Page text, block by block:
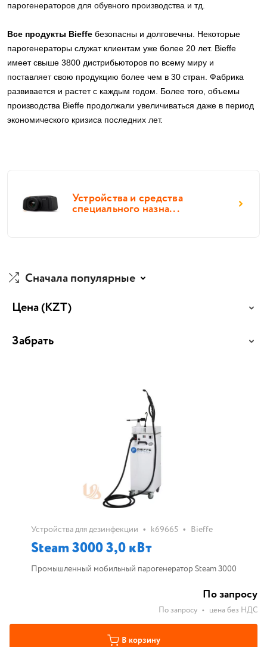
парогенераторов для обувного производства и тд.
Все продукты Bieffe безопасны и долговечны. Некоторые
парогенераторы служат клиентам уже более 20 лет. Bieffe
имеет свыше 3800 дистрибьюторов по всему миру и
поставляет свою продукцию более чем в 30 стран. Фабрика
развивается и растет с каждым годом. Более того, объемы
производства Bieffe продолжали увеличиваться даже в период
экономического кризиса последних лет.
Устройства и средства
специального назна...
Сначала популярные
Цена(KZT)
Забрать
Устройства для дезинфекции • k69665 • Bieffe
Steam 3000 3,0 кВт
Промышленный мобильный парогенератор Steam 3000
По запросу
По запросу • цена без НДС
В корзину